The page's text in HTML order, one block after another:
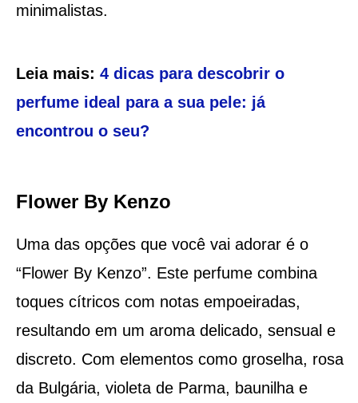
minimalistas.
Leia mais: 4 dicas para descobrir o
perfume ideal para a sua pele: já
encontrou o seu?
Flower By Kenzo
Uma das opções que você vai adorar é o
“Flower By Kenzo”. Este perfume combina
toques cítricos com notas empoeiradas,
resultando em um aroma delicado, sensual e
discreto. Com elementos como groselha, rosa
da Bulgária, violeta de Parma, baunilha e